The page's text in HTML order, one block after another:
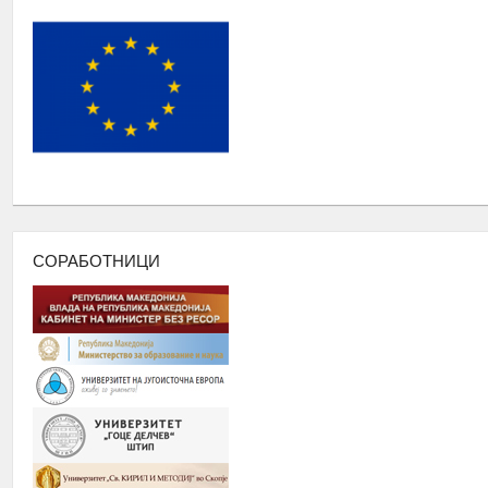
12.
Број : 7 студенти на Ромаверзитас и
10 матуранти
ПОДГОТОВКА НА БИЗНИС ПЛАНОВИ ЗА МАТУРАНТИ
ЗИМСКА БИЗНИС ШКОЛА ЗА СТУДЕНТИ ЗА ГРАДЕЊЕ
ПАЗАРОТ НА ТРУД
ПАЗАРОТ НА ТРУД НА СРЕДНОШКОЛЦИ РОМИ
Број : 40 Средношколци,
Локација: надвор од Скопје
16.
ДВОДНЕВНА РАБОТИЛНИЦА НА ТЕМА: АКТИВИЗАМ И
ОБРАЗОВАНИ РОМИ ВО ЈАВНИТЕ ПОЛИТИКИ
Број : 20 учесници
Локација: надвор од Скопје
СЕМИНАР НА ТЕМА
- Управување со време и Приоритизација,
СОРАБОТНИЦИ